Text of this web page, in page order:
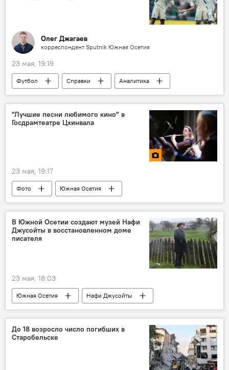
Олег Джагаев
корреспондент Sputnik Южная Осетия
23 мая, 19:19
Футбол Справки
Аналитика
Спорт
Чемпионат мира по футболу 2026
"Лучшие песни любимого кино" в
Госдрамтеатре Цхинвала
23 мая, 19:17
Фото
Южная Осетия
Юго-Осетинский госдрамтеатр имени Хетагурова
Театр
В Южной Осетии создают музей Нафи
Джусойты в восстановленном доме
писателя
23 мая, 18:03
Южная Осетия
Нафи Джусойты
Новости
Культура Общество
До 18 возросло число погибших в
Старобельске